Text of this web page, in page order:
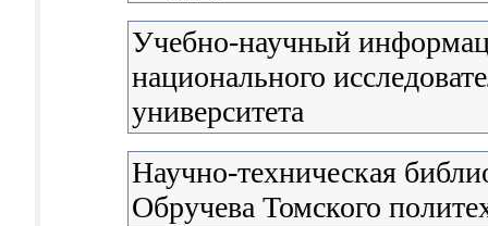
Учебно-научный
национального
университета
Научно-техническая
Обручева Томского